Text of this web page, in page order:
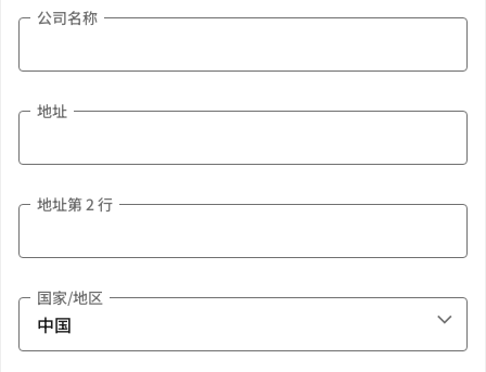
公司名称
地址
地址第 2 行
国家/地区